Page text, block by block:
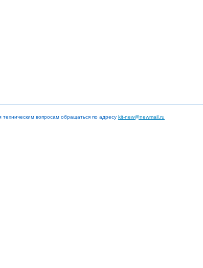
техническим вопросам обращаться по адресу kit-new@newmail.ru